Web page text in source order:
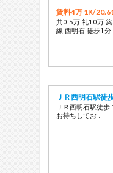
賃料4万 1K/
共0.5万 礼10万
線 西明石 徒歩1
ＪＲ西明石駅徒
ＪＲ西明石駅徒
お待ちしてお …